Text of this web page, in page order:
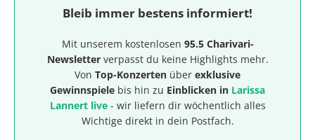
Bleib immer bestens informiert!
Mit unserem kostenlosen 95.5 Charivari-
Newsletterverpasst du keine Highlights mehr.
Von Top-Konzerten über exklusive
Gewinnspiele bis hin zu Einblicken in Larissa
Lannert live- wir liefern dir wöchentlich alles
Wichtige direkt in dein Postfach.